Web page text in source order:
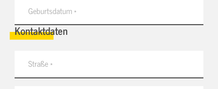
Kontaktdaten